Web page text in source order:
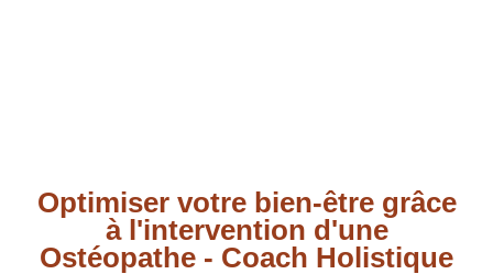
Mentions légales
Politique de confidentialité
Optimiser votre bien-être grâce
à l'intervention d'une
Ostéopathe - Coach Holistique